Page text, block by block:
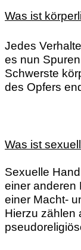
Was ist
Jedes
es nun
Schwerste
des Opfers
Was ist
Sexuelle
einer anderen
einer Macht-
Hierzu zählen